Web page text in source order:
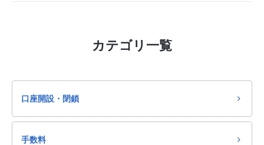
カテゴリ一覧
口座開設・閉鎖
手数料